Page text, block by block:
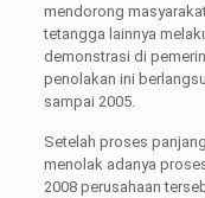
mendorong
tetangga lainnya
demonstrasi di
penolakan ini
sampai 2005.
Setelah proses
menolak adanya
2008 perusahaan